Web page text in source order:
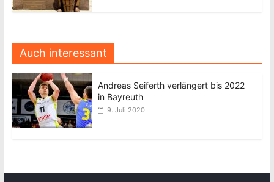
Auch interessant
Andreas Seiferth verlängert bis 2022
in Bayreuth
9. Juli 2020